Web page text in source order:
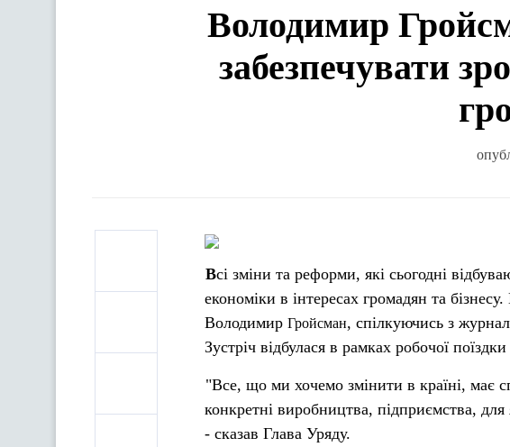
Володимир
забезпечувати
Всі зміни та реформи, які сьогодні відбуваються в Україні, мають забезпечувати зростання
економіки в інтересах громадян та
Володимир Гройсман, спілкуючись з
Зустріч відбулася в рамках робочої
"Все, що ми хочемо змінити в країні, має
конкретні виробництва, підприємства,
- сказав Глава Уряду.